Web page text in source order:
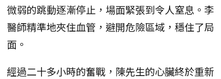
微弱的跳動逐漸停止，場面緊張到令人窒息。李
醫師精準地夾住血管，避開危險區域，穩住了局
面。
經過二十多小時的奮戰，陳先生的心臟終於重新